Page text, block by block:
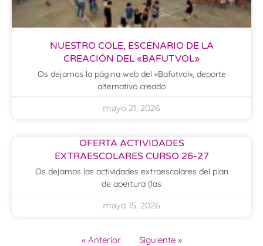
NUESTRO COLE, ESCENARIO DE LA
CREACIÓN DEL «BAFUTVOL»
Os dejamos la página web del «Bafutvol», deporte
alternativo creado
mayo 21, 2026
OFERTA ACTIVIDADES
EXTRAESCOLARES CURSO 26-27
Os dejamos las actividades extraescolares del plan
de apertura (las
mayo 15, 2026
« Anterior Siguiente »